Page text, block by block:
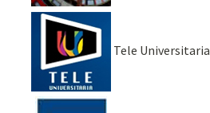
Tele Universitaria